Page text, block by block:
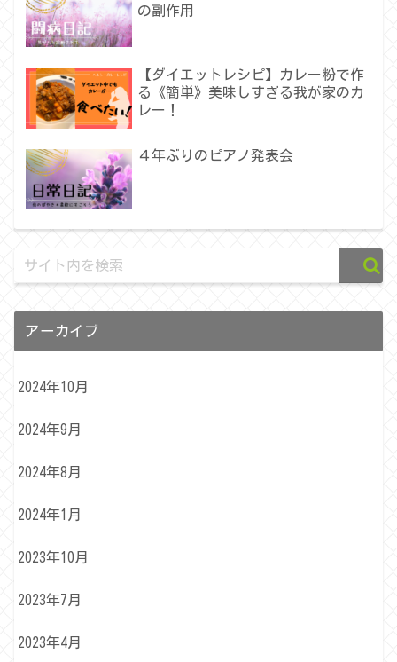
の副作用
【ダイエットレシピ】カレー粉で作
る《簡単》美味しすぎる我が家のカ
レー！
４年ぶりのピアノ発表会
アーカイブ
2024年10月
2024年9月
2024年8月
2024年1月
2023年10月
2023年7月
2023年4月